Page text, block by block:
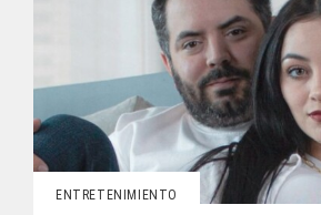
ENTRETENIMIENTO